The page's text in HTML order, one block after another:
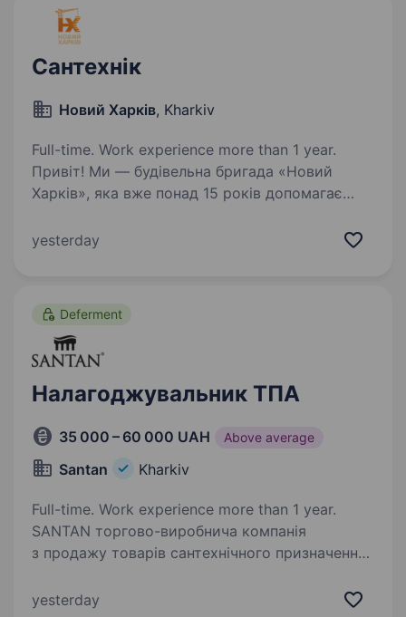
Сантехнік
Новий Харків, Kharkiv
Full-time. Work experience more than 1 year.
Привіт! Ми — будівельна бригада «Новий
Харків», яка вже понад 15 років допомагає
житло в Харкові та області. Наша команда
yesterday
Deferment
Налагоджувальник ТПА
35 000 – 60 000 UAH Above average
Santan Kharkiv
Full-time. Work experience more than 1 year.
SANTAN торгово-виробнича компанія
з продажу товарів сантехнічного призначення,
25 років наші філії охоплюють схід та захід
yesterday